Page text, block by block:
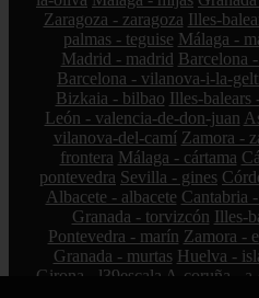
Zaragoza - zaragoza Illes-
palmas - teguise Málaga -
Madrid - madrid Barcelona
Barcelona - vilanova-i-la-
Bizkaia - bilbao Illes-balears
León - valencia-de-don-juan
vilanova-del-camí Zamora -
frontera Málaga - cártama
pontevedra Sevilla - gines
Albacete - albacete Cantabria
Granada - torvizcón Illes-
Pontevedra - marín Zamora -
Granada - murtas Huelva -
Girona - l39escala A-coruña -